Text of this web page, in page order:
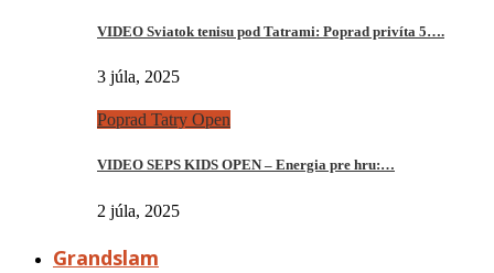
VIDEO Sviatok tenisu pod Tatrami: Poprad privíta 5….
3 júla, 2025
Poprad Tatry Open
VIDEO SEPS KIDS OPEN – Energia pre hru:…
2 júla, 2025
Grandslam